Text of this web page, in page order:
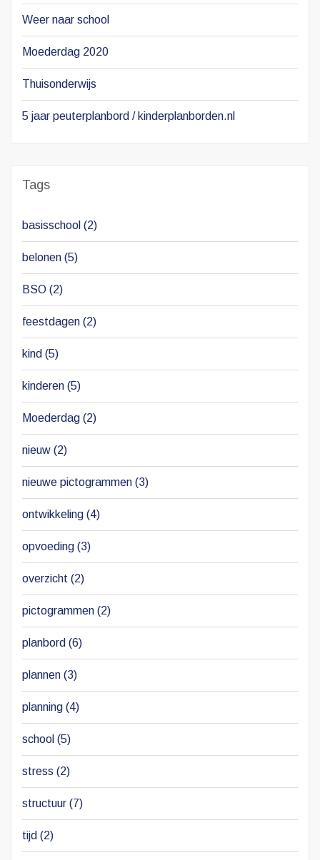
Weer naar school
Moederdag 2020
Thuisonderwijs
5 jaar peuterplanbord / kinderplanborden.nl
Tags
basisschool (2)
belonen (5)
BSO (2)
feestdagen (2)
kind (5)
kinderen (5)
Moederdag (2)
nieuw (2)
nieuwe pictogrammen (3)
ontwikkeling (4)
opvoeding (3)
overzicht (2)
pictogrammen (2)
planbord (6)
plannen (3)
planning (4)
school (5)
stress (2)
structuur (7)
tijd (2)